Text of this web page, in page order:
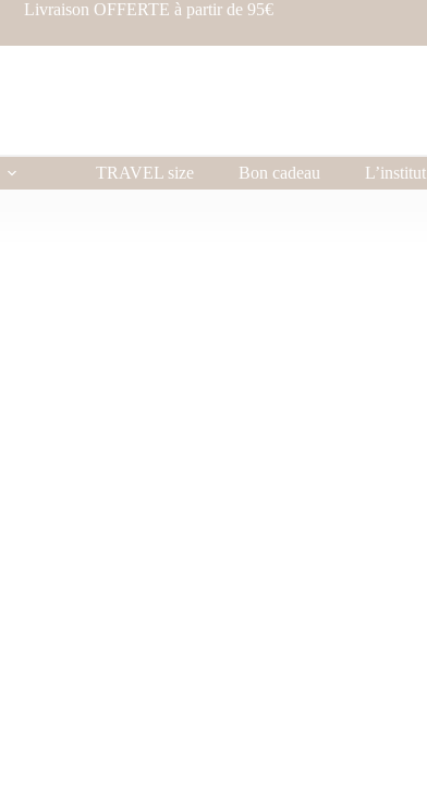
Livraison OFFERTE à partir de 95€
TRAVEL size Bon cadeau L’institut